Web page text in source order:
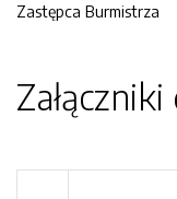
Zastępca Burmistrza